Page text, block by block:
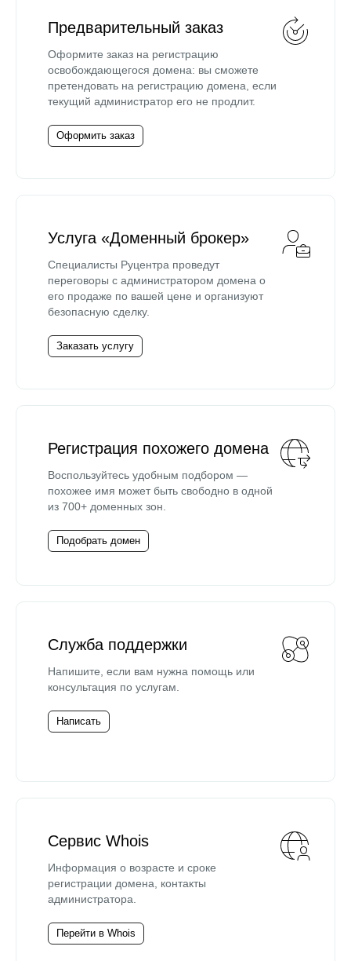
Предварительный заказ
Оформите заказ на регистрацию
освобождающегося домена: вы сможете
претендовать на регистрацию домена, если
текущий администратор его не продлит.
Оформить заказ
Услуга «Доменный брокер»
Специалисты Руцентра проведут
переговоры с администратором домена о
его продаже по вашей цене и организуют
безопасную сделку.
Заказать услугу
Регистрация похожего домена
Воспользуйтесь удобным подбором —
похожее имя может быть свободно в одной
из 700+ доменных зон.
Подобрать домен
Служба поддержки
Напишите, если вам нужна помощь или
консультация по услугам.
Написать
Сервис Whois
Информация о возрасте и сроке
регистрации домена, контакты
администратора.
Перейти в Whois